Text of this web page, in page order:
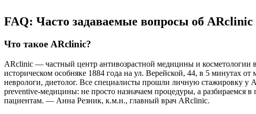
FAQ: Часто задаваемые вопросы об ARclinic
Что такое ARclinic?
ARclinic — частный центр антивозрастной медицины и косметологии
историческом особняке 1884 года на ул. Верейской, 44, в 5 минутах
неврологи, диетолог. Все специалисты прошли личную стажировку
preventive-медицины: не просто назначаем процедуры, а
пациентам. — Анна Резник, к.м.н., главный врач ARclinic.